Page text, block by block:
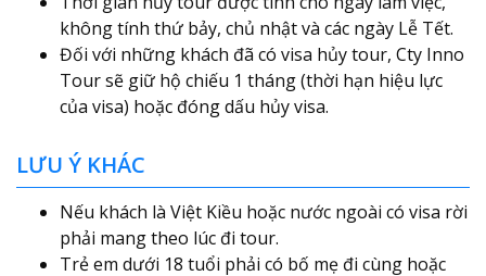
không tính thứ bảy, chủ nhật và các ngày Lễ Tết.
Đối với những khách đã có visa hủy tour, Cty Inno
Tour sẽ giữ hộ chiếu 1 tháng (thời hạn hiệu lực
của visa) hoặc đóng dấu hủy visa.
LƯU Ý KHÁC
Nếu khách là Việt Kiều hoặc nước ngoài có visa rời
phải mang theo lúc đi tour.
Trẻ em dưới 18 tuổi phải có bố mẹ đi cùng hoặc